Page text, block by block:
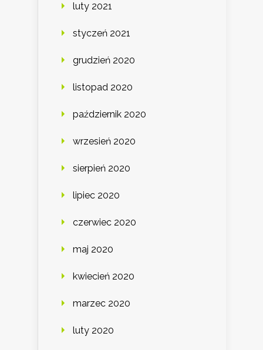
luty 2021
styczeń 2021
grudzień 2020
listopad 2020
październik 2020
wrzesień 2020
sierpień 2020
lipiec 2020
czerwiec 2020
maj 2020
kwiecień 2020
marzec 2020
luty 2020